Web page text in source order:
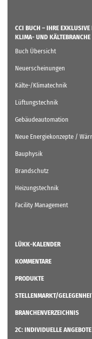
CCI BUCH – IHRE
KLIMA- UND KÄLTEBRANCHE
Buch Übersicht
Neuerscheinungen
Kälte-/Klimatechnik
Lüftungstechnik
Gebäudeautomation
Neue Energiekonzepte /
Bauphysik
Brandschutz
Heizungstechnik
Facility Management
LÜKK-KALENDER
KOMMENTARE
PRODUKTE
STELLENMARKT/
BRANCHENVERZEICHNIS
2C: INDIVIDUELLE